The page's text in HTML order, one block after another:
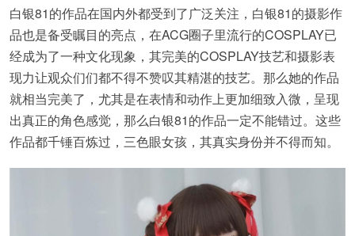
白银81的作品在国内外都受到了广泛关注，白银81的摄影作
品也是备受瞩目的亮点，在ACG圈子里流行的COSPLAY已
经成为了一种文化现象，其完美的COSPLAY技艺和摄影表
现力让观众们们都不得不赞叹其精湛的技艺。那么她的作品
就相当完美了，尤其是在表情和动作上更加细致入微，呈现
出真正的角色感觉，那么白银81的作品一定不能错过。这些
作品都千锤百炼过，三色眼女孩，其真实身份并不得而知。